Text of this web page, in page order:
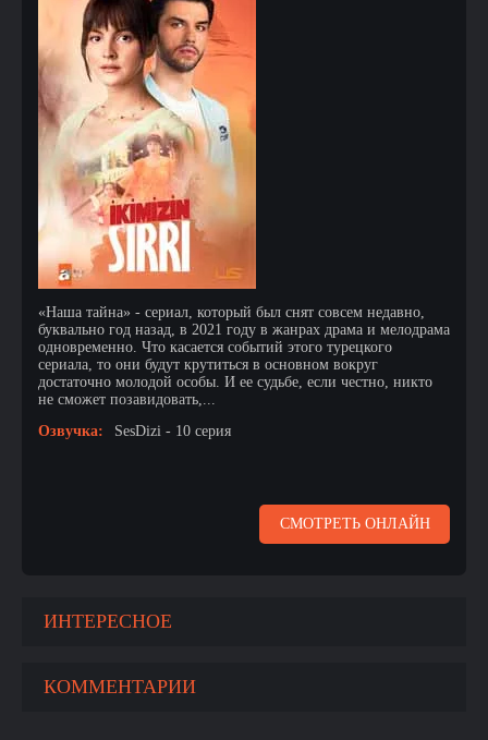
«Наша тайна» - сериал, который был снят совсем недавно,
буквально год назад, в 2021 году в жанрах драма и мелодрама
одновременно. Что касается событий этого турецкого
сериала, то они будут крутиться в основном вокруг
достаточно молодой особы. И ее судьбе, если честно, никто
не сможет позавидовать,...
Озвучка:
SesDizi - 10 серия
СМОТРЕТЬ ОНЛАЙН
ИНТЕРЕСНОЕ
КОММЕНТАРИИ